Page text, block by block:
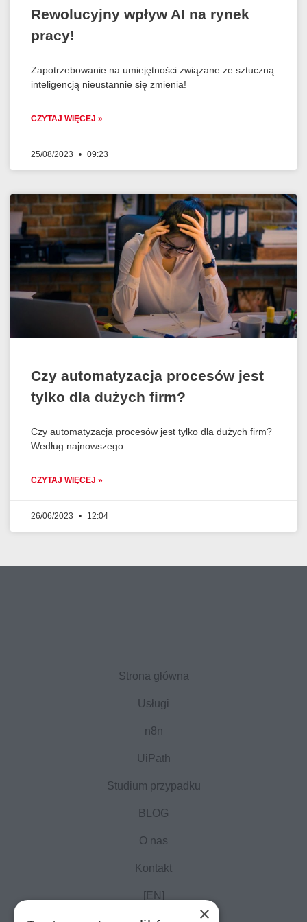
Rewolucyjny wpływ AI na rynek
pracy!
Zapotrzebowanie na umiejętności związane ze sztuczną
inteligencją nieustannie się zmienia!
CZYTAJ WIĘCEJ »
25/08/2023 09:23
Czy automatyzacja procesów jest
tylko dla dużych firm?
Czy automatyzacja procesów jest tylko dla dużych firm?
Według najnowszego
CZYTAJ WIĘCEJ »
26/06/2023 12:04
Strona główna
Usługi
n8n
UiPath
Studium przypadku
BLOG
O nas
Kontakt
[EN]
×